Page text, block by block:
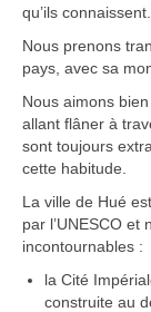
Nuage
Flux
Images
qu’ils connaissent.
Nous prenons
pays, avec sa
Nous aimons
allant flâner à
sont toujours
cette habitude.
La ville de Hué
par l’UNESCO
incontournables :
la Cité
construite au